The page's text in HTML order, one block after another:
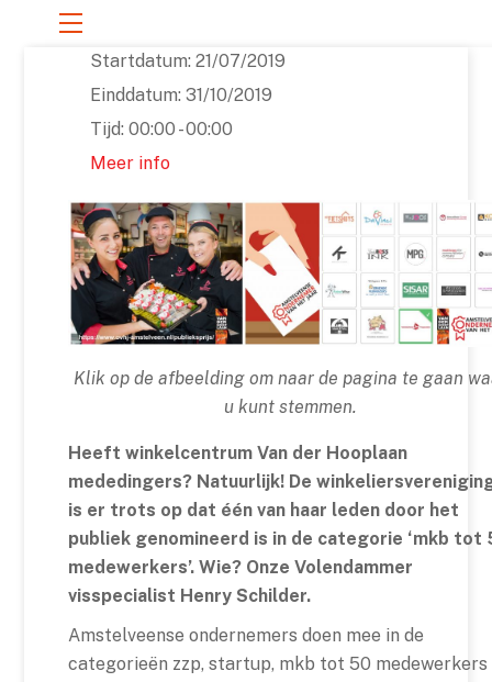
Menu
Startdatum:21/07/2019
Einddatum:31/10/2019
Tijd:00:00 - 00:00
Meer info
Klik op de afbeelding om naar de pagina te gaan
u kunt stemmen.
Heeft winkelcentrum Van der Hooplaan
mededingers? Natuurlijk! De
is er trots op dat één van haar leden door het
publiek genomineerd is in de categorie ‘mkb tot
medewerkers’. Wie? Onze Volendammer
visspecialist Henry Schilder.
Amstelveense ondernemers doen mee in de
categorieën zzp, startup, mkb tot 50 medewerkers